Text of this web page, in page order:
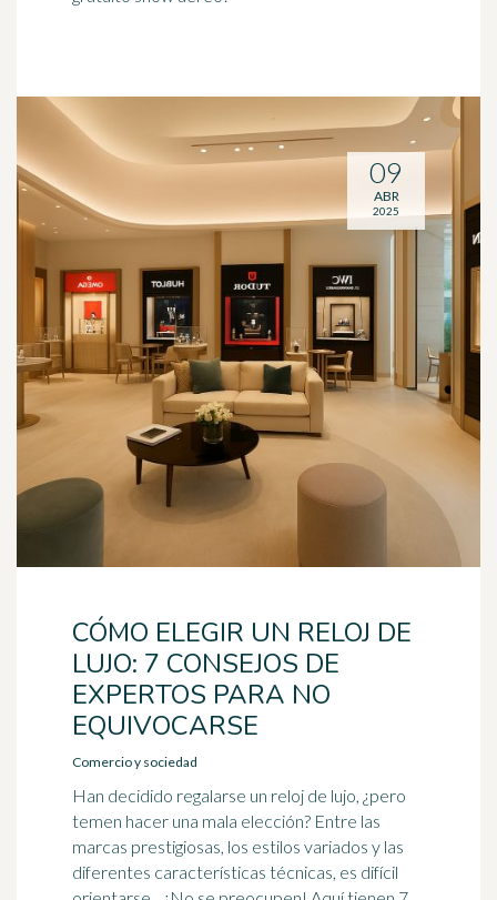
CÓMO ELEGIR UN RELOJ DE
LUJO: 7 CONSEJOS DE
EXPERTOS PARA NO
EQUIVOCARSE
Comercio y sociedad
Han decidido regalarse un reloj de lujo, ¿pero
temen hacer una mala elección? Entre las
marcas prestigiosas, los estilos variados y las
diferentes características técnicas, es difícil
09
ABR
2025